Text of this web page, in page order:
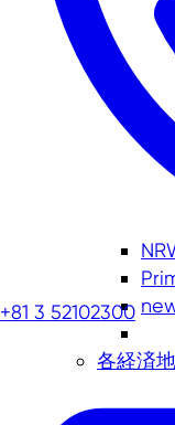
各経済
+81 3 52102300